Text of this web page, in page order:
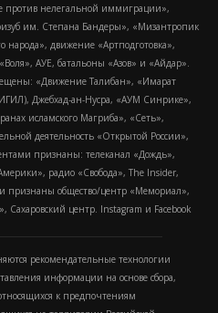
нелегальной иммиграции»,
им. Степана Бандеры», «Мизантропик
народа», движение «Артподготовка»,
АУЕ, батальоны «Азов» и «Айдар».
«Движение Талибан», «Имарат
ИГИЛ), Джебхад-ан-Нусра, «АУМ Синрике»,
исламского Магриба», «Сеть»,
деятельность «Открытой России»,
признаны: телеканал «Дождь»,
радио «Свобода», The Insider,
признаны общество/центр «Мемориал»,
центр. Instagram и Facebook
рекомендательные технологии
информации на основе сбора,
к предпочтениям